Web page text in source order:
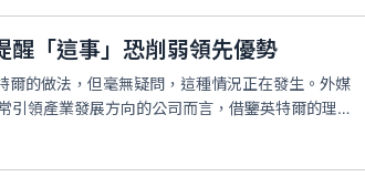
醒「這事」恐削弱領先優勢
的做法，但毫無疑問，這種情況正在發生。外媒
領產業發展方向的公司而言，借鑒英特爾的理念
，迫使買家尋找替代供應商，即因為等待而放棄